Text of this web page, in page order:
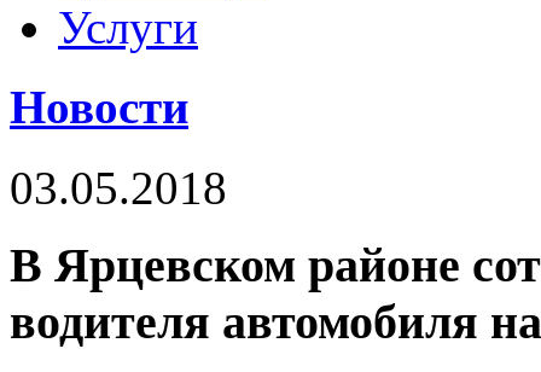
Услуги
Новости
03.05.2018
В Ярцевском районе
водителя автомобиля